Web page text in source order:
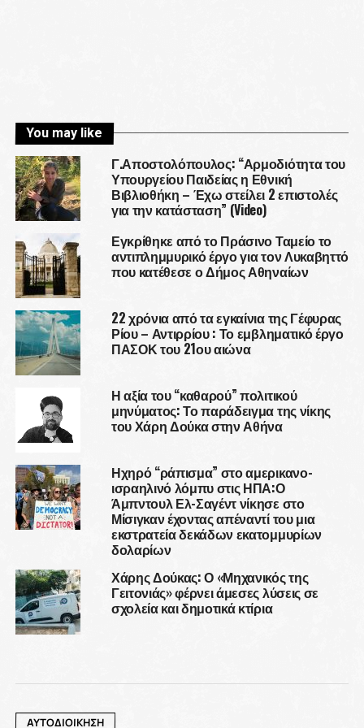
You may like
Γ.Αποστολόπουλος: “Αρμοδιότητα του
Υπουργείου Παιδείας η Εθνική
Βιβλιοθήκη – Έχω στείλει 2 επιστολές
για την κατάσταση” (Video)
Εγκρίθηκε από το Πράσινο Ταμείο το
αντιπλημμυρικό έργο για τον Λυκαβηττό
που κατέθεσε ο Δήμος Αθηναίων
22 χρόνια από τα εγκαίνια της Γέφυρας
Ρίου – Αντιρρίου : Το εμβληματικό έργο
ΠΑΣΟΚ του 21ου αιώνα
Η αξία του “καθαρού” πολιτικού
μηνύματος: Το παράδειγμα της νίκης
του Χάρη Δούκα στην Αθήνα
Ηχηρό “ράπισμα” στο αμερικανο-
ισραηλινό λόμπυ στις ΗΠΑ:Ο
Άμπντουλ Ελ-Σαγέντ νίκησε στο
Μίσιγκαν έχοντας απέναντί του μια
εκστρατεία δεκάδων εκατομμυρίων
δολαρίων
Χάρης Δούκας: Ο «Μηχανικός της
Γειτονιάς» φέρνει άμεσες λύσεις σε
σχολεία και δημοτικά κτίρια
ΑΥΤΟΔΙΟΙΚΗΣΗ